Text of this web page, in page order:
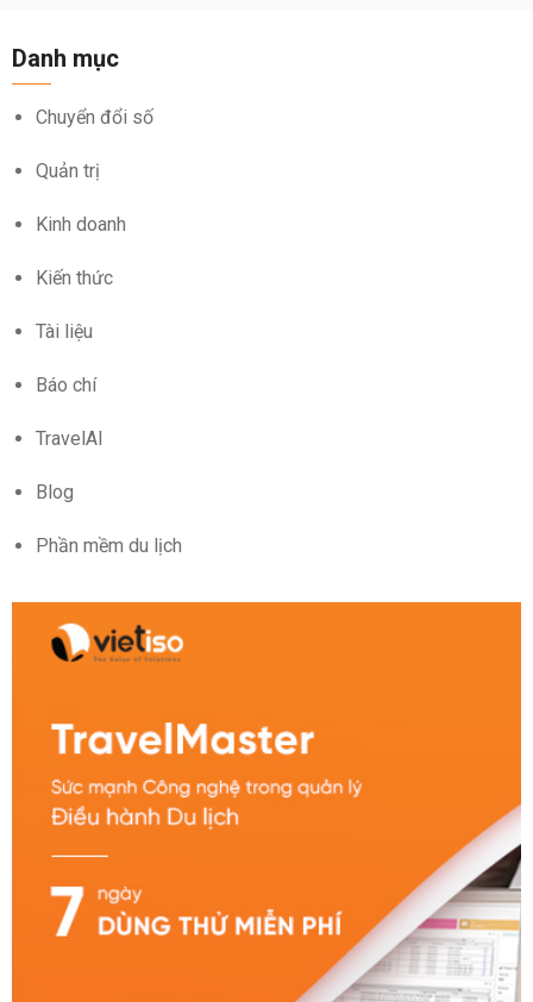
Danh mục
Chuyển đổi số
Quản trị
Kinh doanh
Kiến thức
Tài liệu
Báo chí
TravelAI
Blog
Phần mềm du lịch